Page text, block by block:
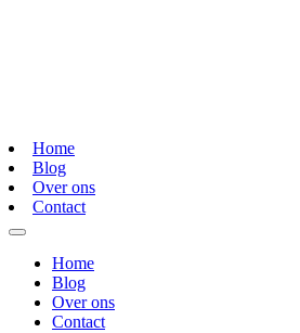
Home
Blog
Over ons
Contact
Home
Blog
Over ons
Contact